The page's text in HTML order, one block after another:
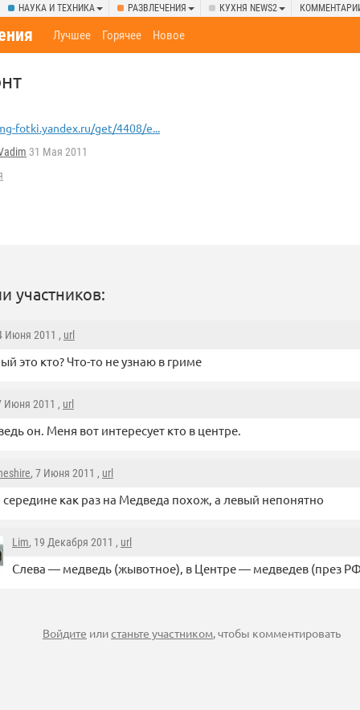
НАУКА И ТЕХНИКА РАЗВЛЕЧЕНИЯ КУХНЯ NEWS2
Лучшее Горячее Новое
fotki.yandex.ru/get/4408/e...
31 Мая 2011
участников:
Июня 2011 , url
это кто? Что-то не узнаю в гриме
Июня 2011 , url
он. Меня вот интересует кто в центре.
, 7 Июня 2011 , url
середине как раз на Медведа похож, а левый непонятно
Lim, 19 Декабря 2011 , url
Слева — медведь (жывотное), в Центре — медведев (през РФ
Войдите илистаньте участником, чтобы комментировать